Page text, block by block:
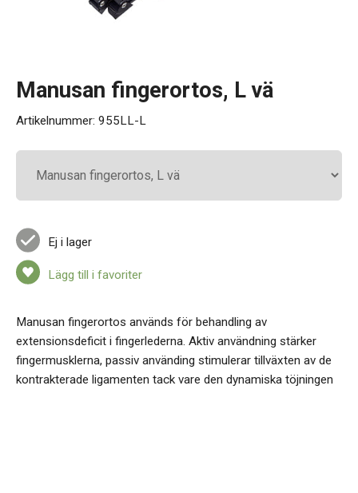
Manusan fingerortos, L vä
Artikelnummer: 955LL-L
Ej i lager
Lägg till i favoriter
Manusan fingerortos används för behandling av
extensionsdeficit i fingerlederna. Aktiv användning stärker
fingermusklerna, passiv använding stimulerar tillväxten av de
kontrakterade ligamenten tack vare den dynamiska töjningen